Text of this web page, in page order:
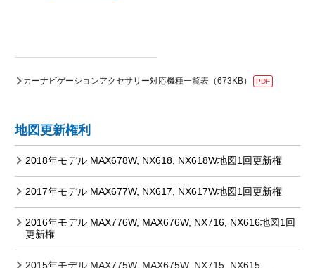
カーナビゲーションアクセサリー対応機種一覧表（673KB） PDF
地図更新権利
2018年モデル MAX678W, NX618, NX618W地図1回更新権
2017年モデル MAX677W, NX617, NX617W地図1回更新権
2016年モデル MAX776W, MAX676W, NX716, NX616地図1回
更新権
2015年モデル MAX775W, MAX675W, NX715, NX615,